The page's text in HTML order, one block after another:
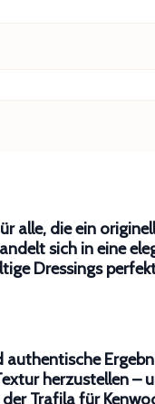
alle, die ein
sich in eine
Dressings
herzustellen –
derTrafila für